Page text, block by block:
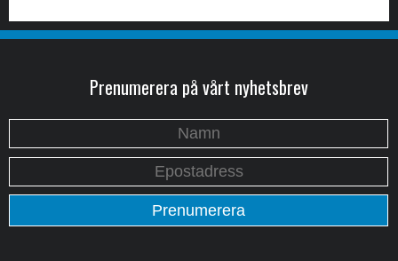
Prenumerera på vårt nyhetsbrev